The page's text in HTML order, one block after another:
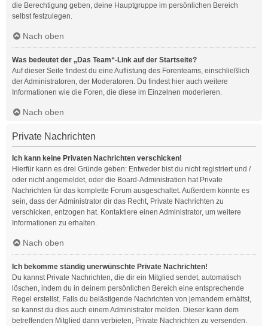
die Berechtigung geben, deine Hauptgruppe im persönlichen Bereich
selbst festzulegen.
Nach oben
Was bedeutet der „Das Team“-Link auf der Startseite?
Auf dieser Seite findest du eine Auflistung des Forenteams, einschließlich
der Administratoren, der Moderatoren. Du findest hier auch weitere
Informationen wie die Foren, die diese im Einzelnen moderieren.
Nach oben
Private Nachrichten
Ich kann keine Privaten Nachrichten verschicken!
Hierfür kann es drei Gründe geben: Entweder bist du nicht registriert und /
oder nicht angemeldet, oder die Board-Administration hat Private
Nachrichten für das komplette Forum ausgeschaltet. Außerdem könnte es
sein, dass der Administrator dir das Recht, Private Nachrichten zu
verschicken, entzogen hat. Kontaktiere einen Administrator, um weitere
Informationen zu erhalten.
Nach oben
Ich bekomme ständig unerwünschte Private Nachrichten!
Du kannst Private Nachrichten, die dir ein Mitglied sendet, automatisch
löschen, indem du in deinem persönlichen Bereich eine entsprechende
Regel erstellst. Falls du belästigende Nachrichten von jemandem erhältst,
so kannst du dies auch einem Administrator melden. Dieser kann dem
betreffenden Mitglied dann verbieten, Private Nachrichten zu versenden.